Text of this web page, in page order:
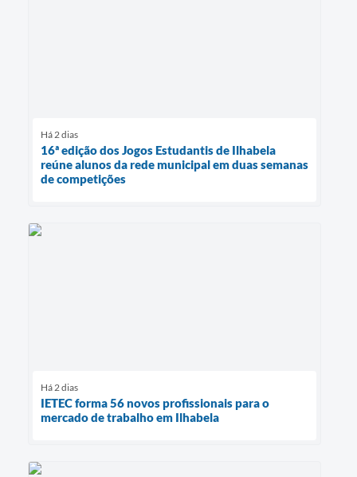
Há 2 dias
16ª edição dos Jogos Estudantis de Ilhabela
reúne alunos da rede municipal em duas semanas
de competições
Há 2 dias
IETEC forma 56 novos profissionais para o
mercado de trabalho em Ilhabela